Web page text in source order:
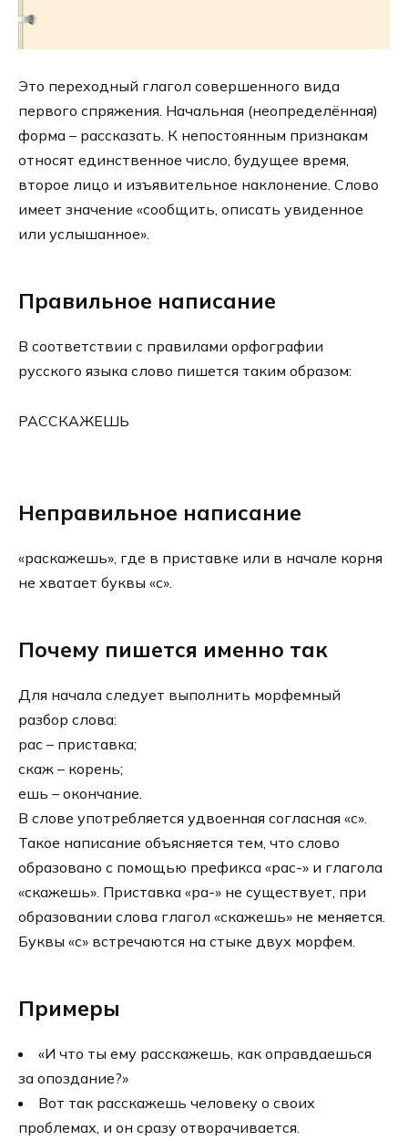
Это переходный глагол совершенного вида
первого спряжения. Начальная (неопределённая)
форма – рассказать. К непостоянным признакам
относят единственное число, будущее время,
второе лицо и изъявительное наклонение. Слово
имеет значение «сообщить, описать увиденное
или услышанное».
Правильное написание
В соответствии с правилами орфографии
русского языка слово пишется таким образом:
РАССКАЖЕШЬ
Неправильное написание
«раскажешь», где в приставке или в начале корня
не хватает буквы «с».
Почему пишется именно так
Для начала следует выполнить морфемный
разбор слова:
рас – приставка;
скаж – корень;
ешь – окончание.
В слове употребляется удвоенная согласная «с».
Такое написание объясняется тем, что слово
образовано с помощью префикса «рас-» и глагола
«скажешь». Приставка «ра-» не существует, при
образовании слова глагол «скажешь» не меняется.
Буквы «с» встречаются на стыке двух морфем.
Примеры
«И что ты ему расскажешь, как оправдаешься
за опоздание?»
Вот так расскажешь человеку о своих
проблемах, и он сразу отворачивается.